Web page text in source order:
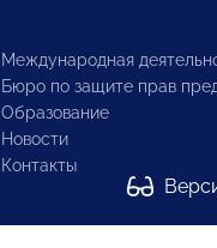
Международная
Бюро по защите прав
Образование
Новости
Контакты